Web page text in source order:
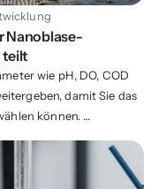
Nanoblase-
teilt
wie pH, DO, COD
damit Sie das
können.
lesen Sie bitte
vor